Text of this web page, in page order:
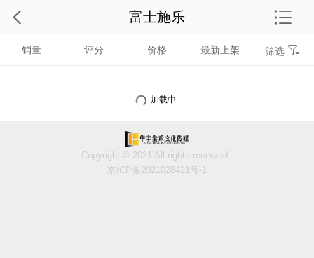
销量 评分 价格 最新上架 筛选
加载中...
富士施乐
Copyright © 2021 All rights reserved.
京ICP备2021028421号-1